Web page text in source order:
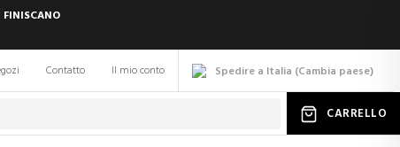
Spedire a Italia (Cambia paese)
Contatto Il mio conto
CARRELLO